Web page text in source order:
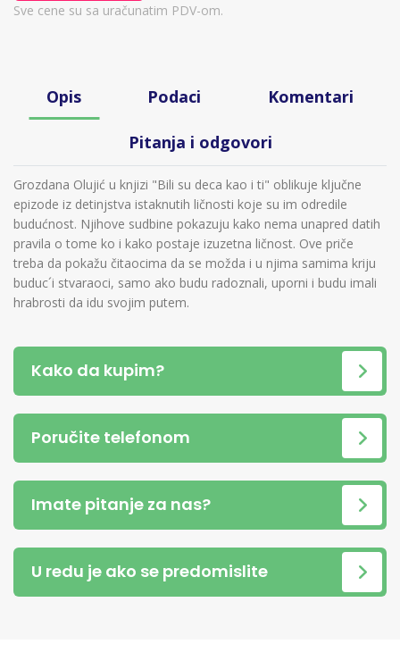
Sve cene su sa uračunatim PDV-om.
Opis Podaci Komentari
Pitanja i odgovori
Grozdana Olujić u knjizi "Bili su deca kao i ti" oblikuje ključne
epizode iz detinjstva istaknutih ličnosti koje su im odredile
budućnost. Njihove sudbine pokazuju kako nema unapred datih
pravila o tome ko i kako postaje izuzetna ličnost. Ove priče
treba da pokažu čitaocima da se možda i u njima samima kriju
buduc´i stvaraoci, samo ako budu radoznali, uporni i budu imali
hrabrosti da idu svojim putem.
Kako da kupim?
Poručite telefonom
Imate pitanje za nas?
U redu je ako se predomislite